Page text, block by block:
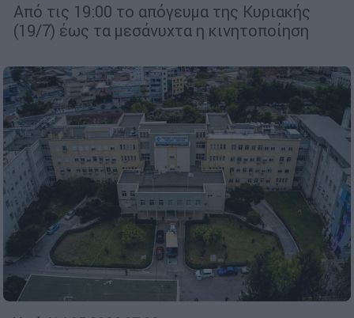
Από τις 19:00 το απόγευμα της Κυριακής
(19/7) έως τα μεσάνυχτα η κινητοποίηση